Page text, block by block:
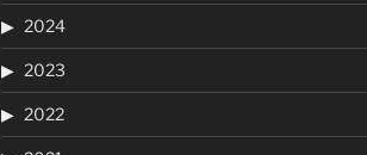
2024
2023
2022